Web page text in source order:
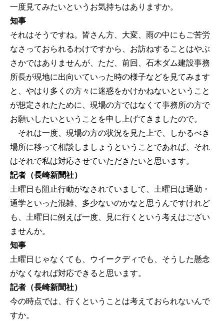
一度見てみたいというお気持ちはありますか。
知事
それはそうですね。皆さん方、大変、雨の中にもご苦労
なさっておられるわけですから、お訪ねすることはやぶ
さかではありませんが、ただ、前回、石木ダム建設事務
所長が現地に出向いていった時の様子などを見てみます
と、やはり多くの方々に迷惑をかけかねないということ
が想定されたために、現場の方ではなくて事務所の方で
お願いしたいということを申し上げてきましたので。
それは一度、現場の方の状況を見た上で、しかるべき
場所に移って相談しましょうということであれば、それ
はそれで私は対応させていただきたいと思います。
記者（長崎新聞社）
土曜日も阻止行動がなされていまして、土曜日は通勤・
通学といった混雑、多少ないのかなと思うんですけれど
も、土曜日に例えば一度、見に行くという考えはござい
ませんか。
知事
土曜日じゃなくても、ウイークディでも、そうした懸念
がなくなれば対応できると思います。
記者（長崎新聞社）
今の時点では、行くということは考えておられないんで
すか。